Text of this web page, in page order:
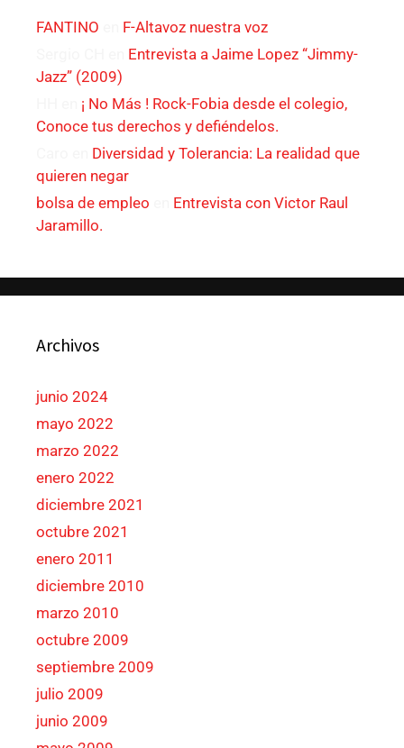
FANTINO
F-Altavoz nuestra voz
Entrevista a Jaime Lopez “Jimmy-
Jazz” (2009)
¡ No Más ! Rock-Fobia desde el colegio,
Conoce tus derechos y defiéndelos.
Diversidad y Tolerancia: La realidad que
quieren negar
bolsa de empleo
Entrevista con Victor Raul
Jaramillo.
Archivos
junio 2024
mayo 2022
marzo 2022
enero 2022
diciembre 2021
octubre 2021
enero 2011
diciembre 2010
marzo 2010
octubre 2009
septiembre 2009
julio 2009
junio 2009